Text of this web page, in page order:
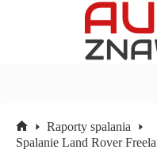
Strona
główna
Raporty spalania
Spalanie Land Rover